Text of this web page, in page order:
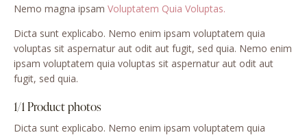
Nemo magna ipsam Voluptatem Quia Voluptas.
Dicta sunt explicabo. Nemo enim ipsam voluptatem quia
voluptas sit aspernatur aut odit aut fugit, sed quia. Nemo enim
ipsam voluptatem quia voluptas sit aspernatur aut odit aut
fugit, sed quia.
1/1 Product photos
Dicta sunt explicabo. Nemo enim ipsam voluptatem quia